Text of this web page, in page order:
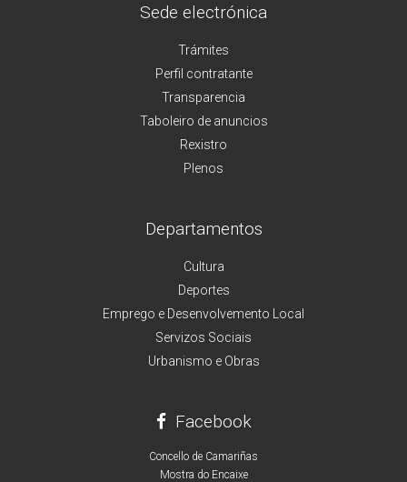
Sede electrónica
Trámites
Perfil contratante
Transparencia
Taboleiro de anuncios
Rexistro
Plenos
Departamentos
Cultura
Deportes
Emprego e Desenvolvemento Local
Servizos Sociais
Urbanismo e Obras
Facebook
Concello de Camariñas
Mostra do Encaixe